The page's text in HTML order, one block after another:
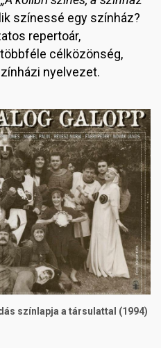
színessé egy színház?
repertoár,
célközönség,
nyelvezet.
színlapja a társulattal (1994)